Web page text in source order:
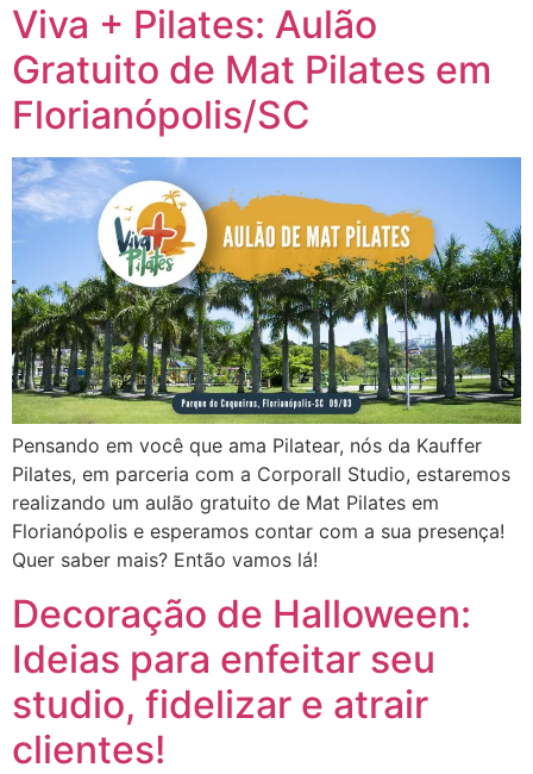
Viva + Pilates: Aulão
Gratuito de Mat Pilates em
Florianópolis/SC
Pensando em você que ama Pilatear, nós da Kauffer
Pilates, em parceria com a Corporall Studio, estaremos
realizando um aulão gratuito de Mat Pilates em
Florianópolis e esperamos contar com a sua presença!
Quer saber mais? Então vamos lá!
Decoração de Halloween:
Ideias para enfeitar seu
studio, fidelizar e atrair
clientes!